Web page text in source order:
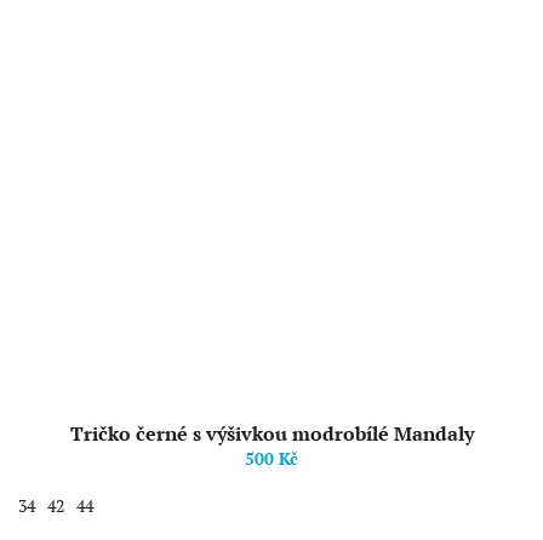
Tričko černé s výšivkou modrobílé Mandaly
500 Kč
34 42 44